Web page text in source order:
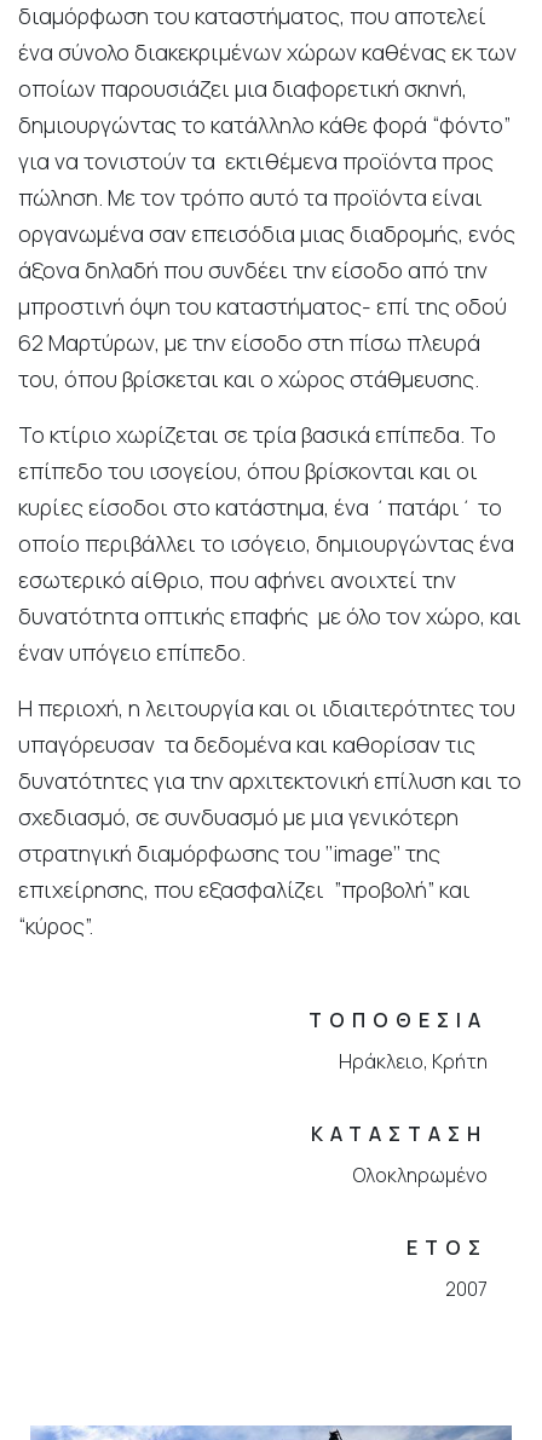
διαμόρφωση του καταστήματος, που αποτελεί
ένα σύνολο διακεκριμένων χώρων καθένας εκ των
οποίων παρουσιάζει μια διαφορετική σκηνή,
δημιουργώντας το κατάλληλο κάθε φορά “φόντο”
για να τονιστούν τα εκτιθέμενα προϊόντα προς
πώληση. Με τον τρόπο αυτό τα προϊόντα είναι
οργανωμένα σαν επεισόδια μιας διαδρομής, ενός
άξονα δηλαδή που συνδέει την είσοδο από την
μπροστινή όψη του καταστήματος- επί της οδού
62 Μαρτύρων, με την είσοδο στη πίσω πλευρά
του, όπου βρίσκεται και ο χώρος στάθμευσης.
Το κτίριο χωρίζεται σε τρία βασικά επίπεδα. Το
επίπεδο του ισογείου, όπου βρίσκονται και οι
κυρίες είσοδοι στο κατάστημα, ένα ΄πατάρι΄ το
οποίο περιβάλλει το ισόγειο, δημιουργώντας ένα
εσωτερικό αίθριο, που αφήνει ανοιχτεί την
δυνατότητα οπτικής επαφής με όλο τον χώρο, και
έναν υπόγειο επίπεδο.
Η περιοχή, η λειτουργία και οι ιδιαιτερότητες του
υπαγόρευσαν τα δεδομένα και καθορίσαν τις
δυνατότητες για την αρχιτεκτονική επίλυση και το
σχεδιασμό, σε συνδυασμό με μια γενικότερη
στρατηγική διαμόρφωσης του ‘’image’’ της
επιχείρησης, που εξασφαλίζει ”προβολή” και
“κύρος”.
ΤΟΠΟΘΕΣΙΑ
Ηράκλειο, Κρήτη
ΚΑΤΑΣΤΑΣΗ
Ολοκληρωμένο
ΕΤΟΣ
2007